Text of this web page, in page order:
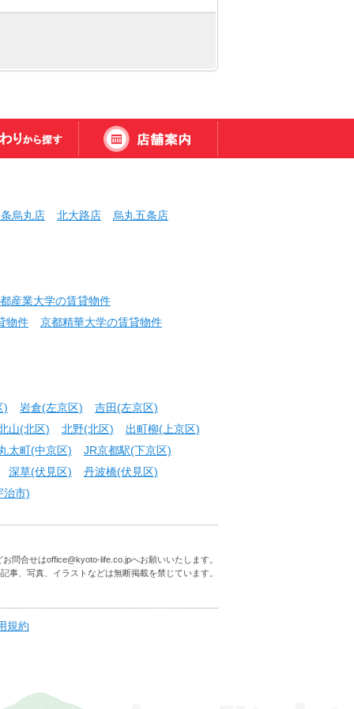
烏丸店 北大路店
烏丸五条店
産業大学の賃貸物件
物件
京都精華大学の賃貸物件
) 岩倉(左京区)
吉田(左京区)
山(北区) 北野(北区)
出町柳(上京区)
太町(中京区)
JR京都駅(下京区)
深草(伏見区)
丹波橋(伏見区)
治市)
問合せはoffice@kyoto-life.co.jpへお願いいたします。
事、写真、イラストなどは無断掲載を禁じています。
規約